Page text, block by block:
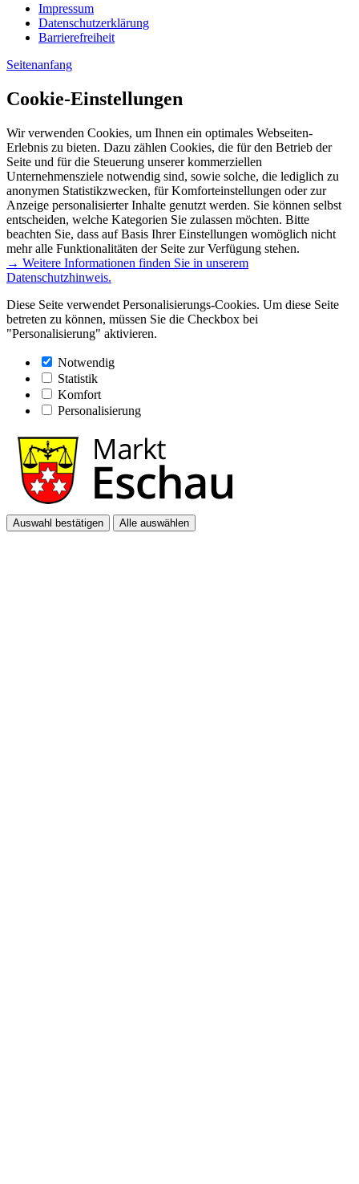
Impressum
Datenschutzerklärung
Barrierefreiheit
Seitenanfang
Cookie-Einstellungen
Wir verwenden Cookies, um Ihnen ein optimales Webseiten-
Erlebnis zu bieten. Dazu zählen Cookies, die für den Betrieb der
Seite und für die Steuerung unserer kommerziellen
Unternehmensziele notwendig sind, sowie solche, die lediglich zu
anonymen Statistikzwecken, für Komforteinstellungen oder zur
Anzeige personalisierter Inhalte genutzt werden. Sie können selbst
entscheiden, welche Kategorien Sie zulassen möchten. Bitte
beachten Sie, dass auf Basis Ihrer Einstellungen womöglich nicht
mehr alle Funktionalitäten der Seite zur Verfügung stehen.
→ Weitere Informationen finden Sie in unserem
Datenschutzhinweis.
Diese Seite verwendet Personalisierungs-Cookies. Um diese Seite
betreten zu können, müssen Sie die Checkbox bei
"Personalisierung" aktivieren.
Notwendig
Statistik
Komfort
Personalisierung
Auswahl bestätigen Alle auswählen